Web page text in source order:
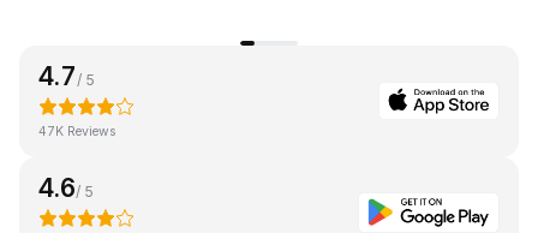
4.7 / 5
47K Reviews
4.6/ 5